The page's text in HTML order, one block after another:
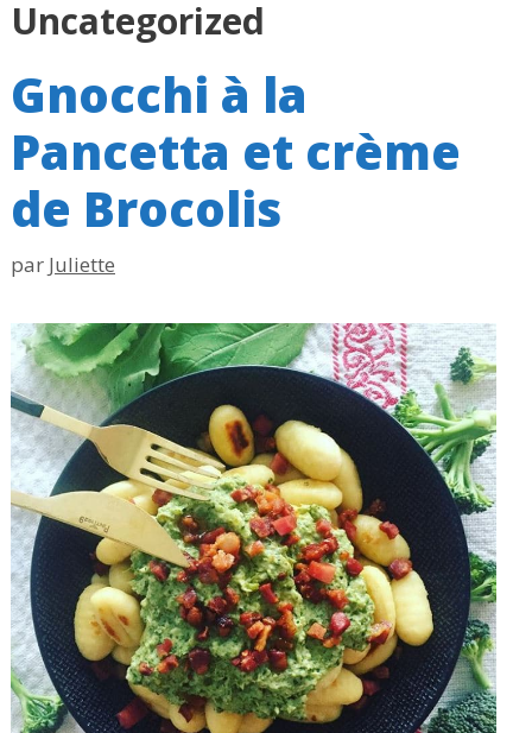
Uncategorized
Gnocchi à la
Pancetta et crème
de Brocolis
par Juliette